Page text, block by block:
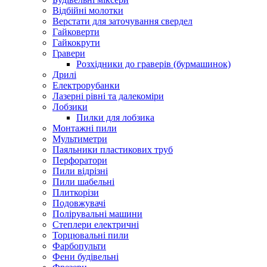
Відбійні молотки
Верстати для заточування свердел
Гайковерти
Гайкокрути
Гравери
Розхідники до граверів (бурмашинок)
Дрилі
Електрорубанки
Лазерні рівні та далекоміри
Лобзики
Пилки для лобзика
Монтажні пили
Мультиметри
Паяльники пластикових труб
Перфоратори
Пили відрізні
Пили шабельні
Плиткорізи
Подовжувачі
Полірувальні машини
Степлери електричні
Торцювальні пили
Фарбопульти
Фени будівельні